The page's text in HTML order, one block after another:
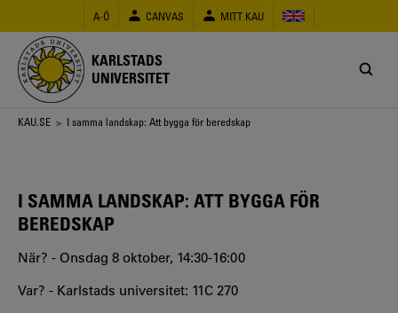
huvudinnehåll
A-Ö CANVAS MITT KAU
KARLSTADS
UNIVERSITET
Länkstig
KAU.SE > I samma landskap: Att bygga för beredskap
I SAMMA LANDSKAP: ATT BYGGA FÖR
BEREDSKAP
När? - Onsdag 8 oktober, 14:30-16:00
Var? - Karlstads universitet: 11C 270